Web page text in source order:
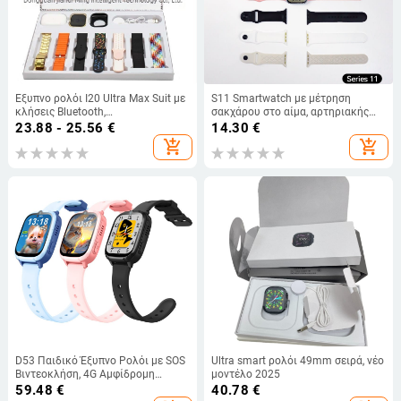
Έξυπνο ρολόι I20 Ultra Max Suit με
κλήσεις Bluetooth,
παρακολούθηση καρδιακού
ρυθμού και αρτηριακής πίεσης,
παρακολούθηση ύπνου, ανθεκτικό
23.88 - 25.56 €
add_shopping_cart
S11 Smartwatch με μέτρηση
σακχάρου στο αίμα, αρτηριακής
πίεσης και καρδιακού ρυθμού,
κλήσεις Bluetooth, αθλητικό ρολόι
14.30 €
add_shopping_cart
D53 Παιδικό Έξυπνο Ρολόι με SOS
Βιντεοκλήση, 4G Αμφίδρομη
Κλήση, 1,83 ιντσών Οθόνη,
59.48 €
Ultra smart ρολόι 49mm σειρά, νέο
μοντέλο 2025
40.78 €